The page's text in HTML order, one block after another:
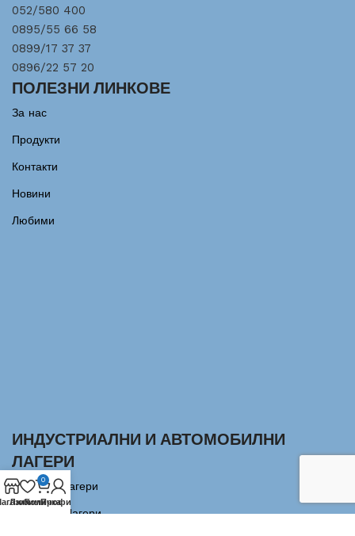
052/580 400
0895/55 66 58
0899/17 37 37
0896/22 57 20
ПОЛЕЗНИ ЛИНКОВЕ
За нас
Продукти
Контакти
Новини
Любими
ИНДУСТРИАЛНИ И АВТОМОБИЛНИ
ЛАГЕРИ
Сачмени лагери
Аксиални Лагери
Любими
0
Количка
Профил